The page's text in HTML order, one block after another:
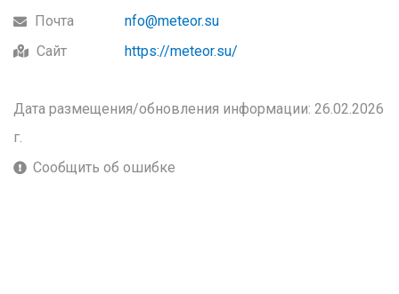
Почта
nfo@meteor.su
Сайт
https://meteor.su/
Дата размещения/обновления информации: 26.02.2026
г.
Сообщить об ошибке